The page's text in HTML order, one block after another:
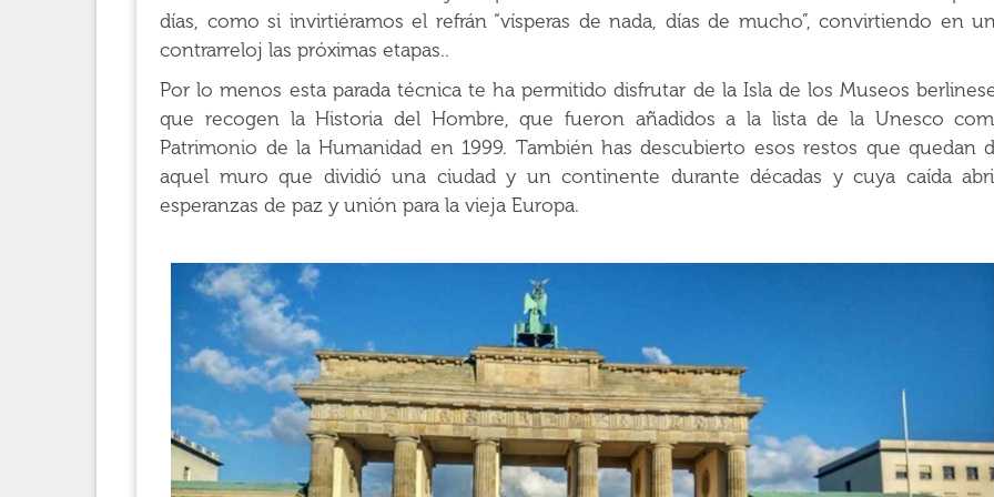
días, como si invirtiéramos el refrán “vísperas de nada, días de mucho”, convirtiendo en
contrarreloj las próximas etapas..
Por lo menos esta parada técnica te ha permitido disfrutar de la Isla de los Museos
que recogen la Historia del Hombre, que fueron añadidos a la lista de la Unesco
Patrimonio de la Humanidad en 1999. También has descubierto esos restos que quedan
aquel muro que dividió una ciudad y un continente durante décadas y cuya caída
esperanzas de paz y unión para la vieja Europa.